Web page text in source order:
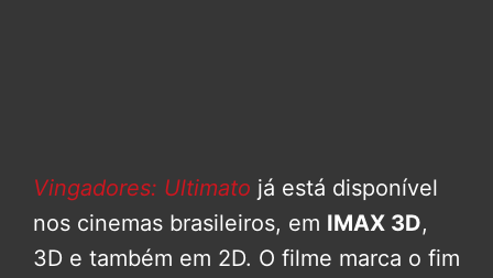
Vingadores: Ultimato já está disponível
nos cinemas brasileiros, em IMAX 3D,
3D e também em 2D. O filme marca o fim